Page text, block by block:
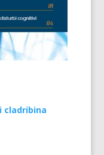
cladribina